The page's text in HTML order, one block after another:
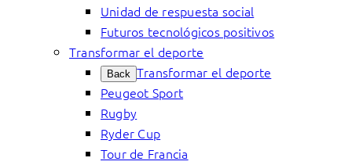
Unidad de respuesta social
Futuros tecnológicos positivos
Transformar el deporte
Back Transformar el deporte
Peugeot Sport
Rugby
Ryder Cup
Tour de Francia